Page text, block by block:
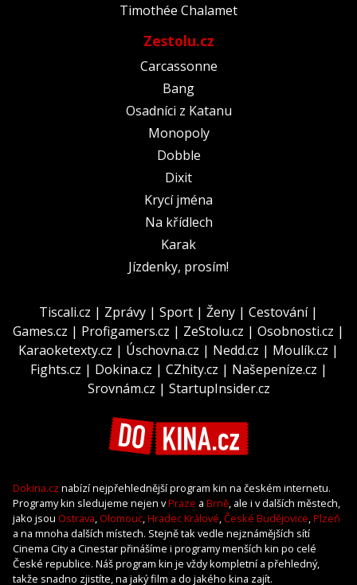
Timothée Chalamet
Zestolu.cz
Carcassonne
Bang
Osadníci z Katanu
Monopoly
Dobble
Dixit
Krycí jména
Na křídlech
Karak
Jízdenky, prosím!
Tiscali.cz | Zprávy | Sport | Ženy | Cestování|
Games.cz | Profigamers.cz | ZeStolu.cz | Osobnosti.cz |
Karaoketexty.cz | Úschovna.cz | Nedd.cz | Moulík.cz |
Fights.cz | Dokina.cz | CZhity.cz | Našepeníze.cz |
Srovnám.cz | StartupInsider.cz
Dokina.cz nabízí nejpřehlednější program kin na českém internetu.
Programy kin sledujeme nejen vPraze a Brně, ale i v dalších městech,
jako jsou Ostrava, Olomouc,Hradec Králové,České Budějovice,Plzeň
a na mnoha dalších místech. Stejně tak vedle nejznámějších sítí
Cinema City a Cinestar přinášíme i programy menších kin po celé
České republice. Náš program kin je vždy kompletní a přehledný,
takže snadno zjistíte, na jaký film a do jakého kina zajít.